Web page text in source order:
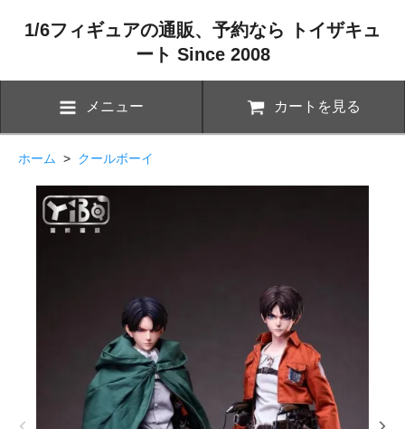
1/6フィギュアの通販、予約なら トイザキュ
ート Since 2008
メニュー カートを見る
ホーム > クールボーイ